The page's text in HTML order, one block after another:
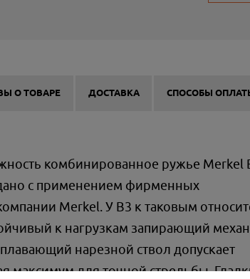
О ТОВАРЕ ДОСТАВКА СПОСОБЫ
комбинированное ружье Merkel
с применением фирменных
Merkel. У В3 к таковым
к нагрузкам запирающий
нарезной ствол допускает
максимум для точной стрельбы.